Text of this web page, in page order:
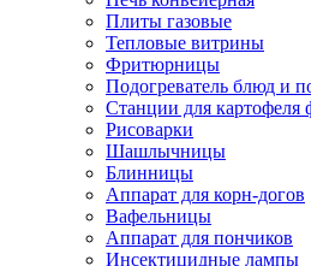
Плиты газовые
Тепловые витрины
Фритюрницы
Подогреватель блюд и
Станции для картофеля
Рисоварки
Шашлычницы
Блинницы
Аппарат для корн-догов
Вафельницы
Аппарат для пончиков
Инсектицидные лампы